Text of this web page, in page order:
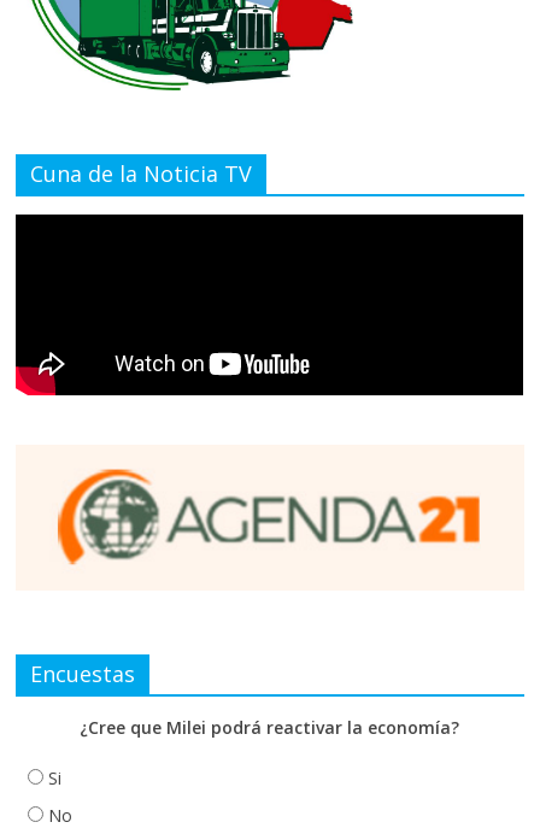
Cuna de la Noticia TV
Encuestas
¿Cree que Milei podrá reactivar la economía?
Si
No